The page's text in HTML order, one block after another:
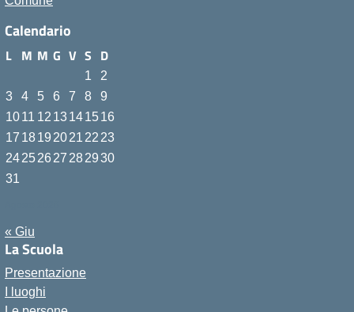
Calendario
L M M G V S D
1
2
3
4 5 6 7 8
9
1011 12 13141516
17 1819 2021 22 23
24252627 282930
31
« Giu
La Scuola
Presentazione
I luoghi